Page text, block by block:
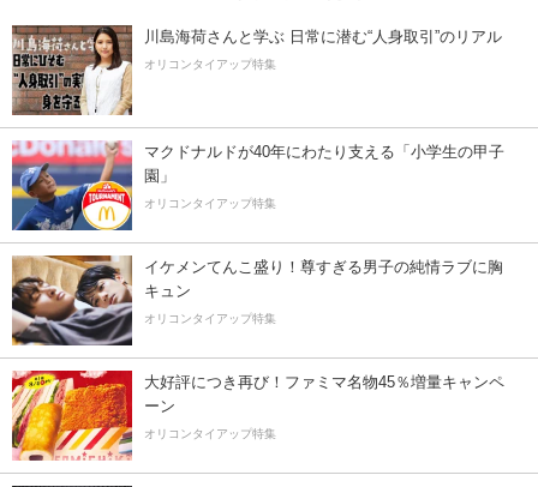
川島海荷さんと学ぶ 日常に潜む“人身取引”のリアル
オリコンタイアップ特集
マクドナルドが40年にわたり支える「小学生の甲子
園」
オリコンタイアップ特集
イケメンてんこ盛り！尊すぎる男子の純情ラブに胸
キュン
オリコンタイアップ特集
大好評につき再び！ファミマ名物45％増量キャンペ
ーン
オリコンタイアップ特集